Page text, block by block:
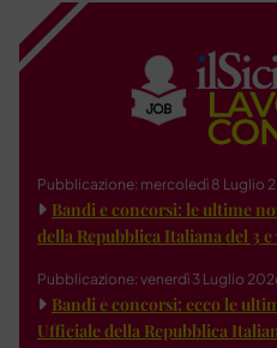
Pubblicazione: mercoledì 8 Luglio
Bandi e concorsi: le ultime
della Repubblica Italiana del 3 e
Pubblicazione: venerdì 3 Luglio
Bandi e concorsi: ecco le
Ufficiale della Repubblica